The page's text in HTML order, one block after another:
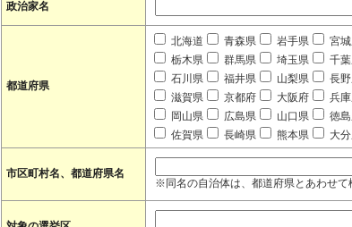
政治家名
都道府県
北海道 青森県 岩手県 宮
栃木県
群馬県 埼玉県 千
石川県
福井県 山梨県 長
滋賀県
京都府 大阪府 兵
岡山県
広島県 山口県 徳
佐賀県
長崎県 熊本県 大
市区町村名、都道府県名
※同名の自治体は、都道府県とあわせて